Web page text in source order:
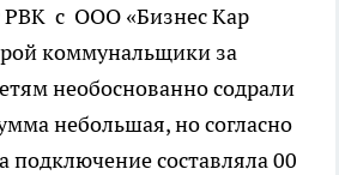
с ООО «Бизнес Кар
коммунальщики за
необоснованно содрали
небольшая, но согласно
подключение составляла 00